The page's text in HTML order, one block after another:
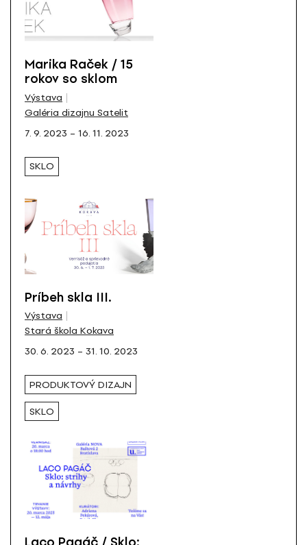
Marika Raček / 15
rokov so sklom
Výstava
Galéria dizajnu Satelit
7. 9. 2023 – 16. 11. 2023
SKLO
Príbeh skla III.
Výstava
Stará škola Kokava
30. 6. 2023 – 31. 10. 2023
PRODUKTOVÝ DIZAJN
SKLO